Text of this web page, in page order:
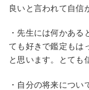
良いと言われて自信
・先生には何かあ
ても好きで鑑定もは
と思います。とても
・自分の将来につ